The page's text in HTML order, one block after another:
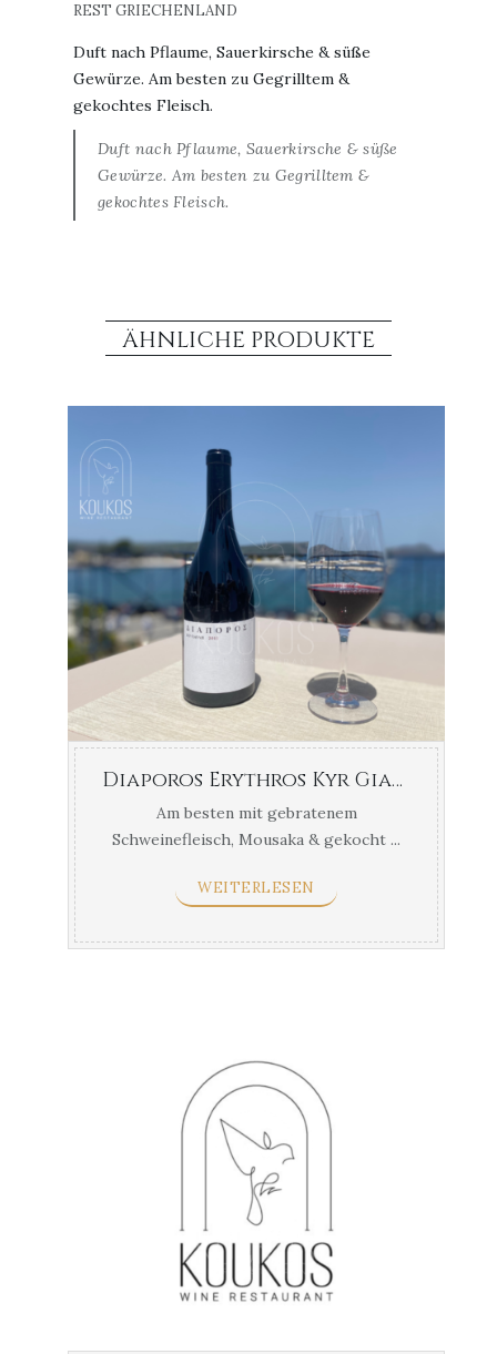
REST GRIECHENLAND
Duft nach Pflaume, Sauerkirsche & süße
Gewürze. Am besten zu Gegrilltem &
gekochtes Fleisch.
Duft nach Pflaume, Sauerkirsche & süße
Gewürze. Am besten zu Gegrilltem &
gekochtes Fleisch.
ÄHNLICHE PRODUKTE
Diaporos Erythros Kyr Gianni Xinomavro
Am besten mit gebratenem
Schweinefleisch, Mousaka & gekocht ...
WEITERLESEN